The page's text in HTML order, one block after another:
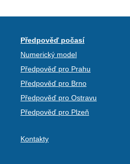
Předpověď počasí
Numerický model
Předpověď pro Prahu
Předpověď pro Brno
Předpověď pro Ostravu
Předpověď pro Plzeň
Kontakty